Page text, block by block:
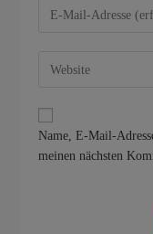
Name, E-Mail-
meinen nächsten